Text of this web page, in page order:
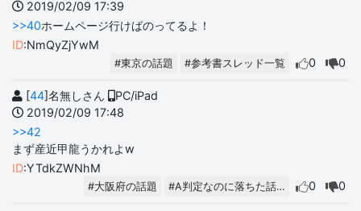
2019/02/09 17:39
>>40ホームページ行けばのってるよ！
ID:NmQyZjYwM
#東京の話題 #参考書スレッド一覧 0 0
[44]名無しさん
PC/iPad
2019/02/09 17:48
>>42
まず産近甲龍うかれよw
ID:YTdkZWNhM
#大阪府の話題 #A判定なのに落ちた話… 0 0